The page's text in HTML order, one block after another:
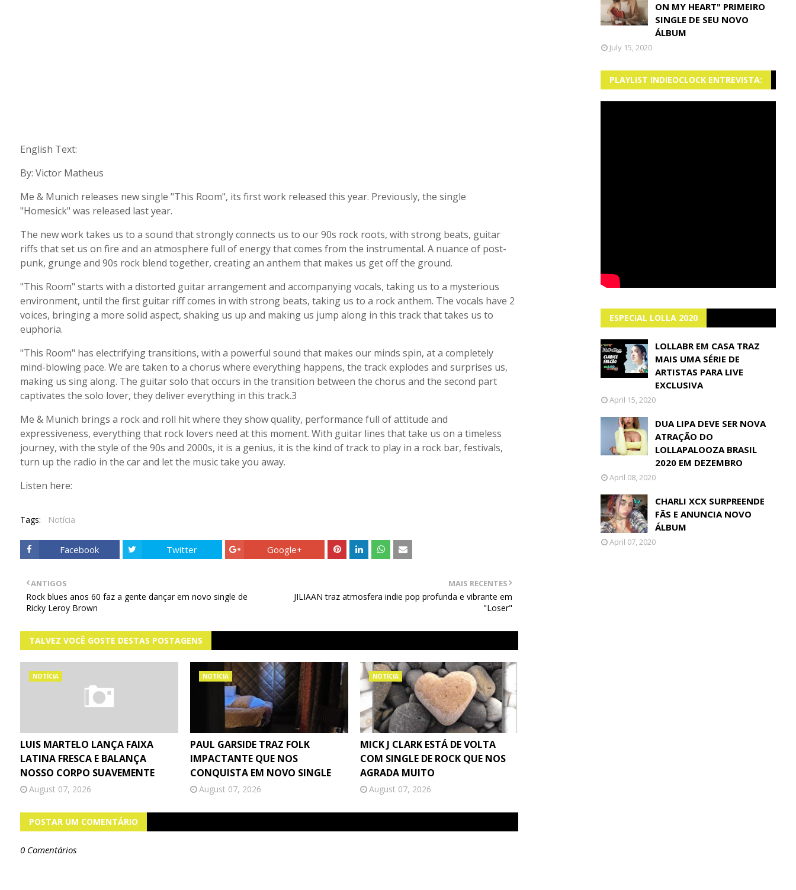
English Text:
By: Victor Matheus
Me & Munich releases new single "This Room", its first work released this year. Previously, the single
"Homesick" was released last year.
The new work takes us to a sound that strongly connects us to our 90s rock roots, with strong beats, guitar
riffs that set us on fire and an atmosphere full of energy that comes from the instrumental. A nuance of post-
punk, grunge and 90s rock blend together, creating an anthem that makes us get off the ground.
"This Room" starts with a distorted guitar arrangement and accompanying vocals, taking us to a mysterious
environment, until the first guitar riff comes in with strong beats, taking us to a rock anthem. The vocals have 2
voices, bringing a more solid aspect, shaking us up and making us jump along in this track that takes us to
euphoria.
"This Room" has electrifying transitions, with a powerful sound that makes our minds spin, at a completely
mind-blowing pace. We are taken to a chorus where everything happens, the track explodes and surprises us,
making us sing along. The guitar solo that occurs in the transition between the chorus and the second part
captivates the solo lover, they deliver everything in this track.3
Me & Munich brings a rock and roll hit where they show quality, performance full of attitude and
expressiveness, everything that rock lovers need at this moment. With guitar lines that take us on a timeless
journey, with the style of the 90s and 2000s, it is a genius, it is the kind of track to play in a rock bar, festivals,
turn up the radio in the car and let the music take you away.
Listen here:
Tags: Notícia
Facebook Twitter Google+
MAIS RECENTES
JILIAAN traz atmosfera indie pop profunda e vibrante em
"Loser"
ANTIGOS
Rock blues anos 60 faz a gente dançar em novo single de
Ricky Leroy Brown
TALVEZ VOCÊ GOSTE DESTAS POSTAGENS
NOTÍCIA
LUIS MARTELO LANÇA FAIXA
LATINA FRESCA E BALANÇA
NOSSO CORPO SUAVEMENTE
August 07, 2026
NOTÍCIA
PAUL GARSIDE TRAZ FOLK
IMPACTANTE QUE NOS
CONQUISTA EM NOVO SINGLE
August 07, 2026
NOTÍCIA
MICK J CLARK ESTÁ DE VOLTA
COM SINGLE DE ROCK QUE NOS
AGRADA MUITO
August 07, 2026
POSTAR UM COMENTÁRIO
0 Comentários
ON MY HEART" PRIMEIRO
SINGLE DE SEU NOVO
ÁLBUM
July 15, 2020
PLAYLIST INDIEOCLOCK ENTREVISTA:
ESPECIAL LOLLA 2020
LOLLABR EM CASA TRAZ
MAIS UMA SÉRIE DE
ARTISTAS PARA LIVE
EXCLUSIVA
April 15, 2020
DUA LIPA DEVE SER NOVA
ATRAÇÃO DO
LOLLAPALOOZA BRASIL
2020 EM DEZEMBRO
April 08, 2020
CHARLI XCX SURPREENDE
FÃS E ANUNCIA NOVO
ÁLBUM
April 07, 2020